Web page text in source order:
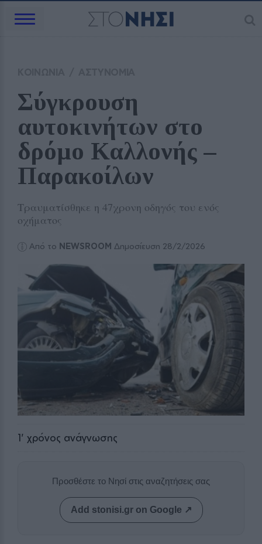
Σύγκρουση
αυτοκινήτων στο
δρόμο Καλλονής –
Παρακοίλων
Τραυματίσθηκε η 47χρονη οδηγός του ενός
οχήματος
Από το NEWSROOM Δημοσίευση 28/2/2026
1' χρόνος ανάγνωσης
Προσθέστε το Νησί στις αναζητήσεις σας
Add stonisi.gr on Google ↗